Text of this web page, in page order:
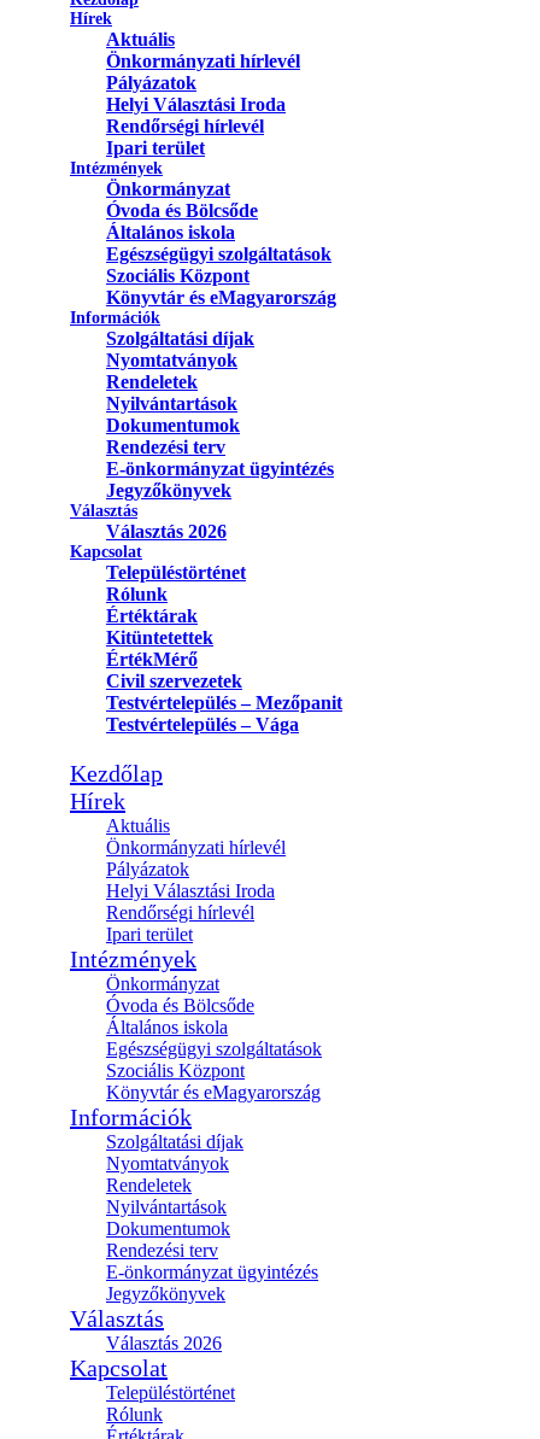
Hírek
Aktuális
Önkormányzati hírlevél
Pályázatok
Helyi Választási Iroda
Rendőrségi hírlevél
Ipari terület
Intézmények
Önkormányzat
Óvoda és Bölcsőde
Általános iskola
Egészségügyi szolgáltatások
Szociális Központ
Könyvtár és eMagyarország
Információk
Szolgáltatási díjak
Nyomtatványok
Rendeletek
Nyilvántartások
Dokumentumok
Rendezési terv
E-önkormányzat ügyintézés
Jegyzőkönyvek
Választás
Választás 2026
Kapcsolat
Településtörténet
Rólunk
Értéktárak
Kitüntetettek
ÉrtékMérő
Civil szervezetek
Testvértelepülés – Mezőpanit
Testvértelepülés – Vága
Kezdőlap
Hírek
Aktuális
Önkormányzati hírlevél
Pályázatok
Helyi Választási Iroda
Rendőrségi hírlevél
Ipari terület
Intézmények
Önkormányzat
Óvoda és Bölcsőde
Általános iskola
Egészségügyi szolgáltatások
Szociális Központ
Könyvtár és eMagyarország
Információk
Szolgáltatási díjak
Nyomtatványok
Rendeletek
Nyilvántartások
Dokumentumok
Rendezési terv
E-önkormányzat ügyintézés
Jegyzőkönyvek
Választás
Választás 2026
Kapcsolat
Településtörténet
Rólunk